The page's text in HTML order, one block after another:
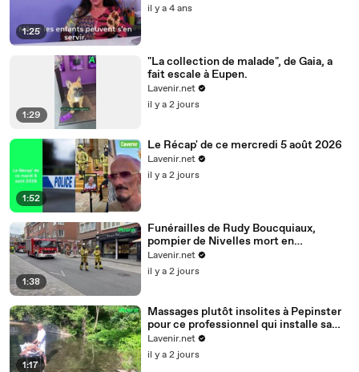
1:25
il y a 4 ans
1:29
"La collection de malade", de Gaia, a
fait escale à Eupen.
Lavenir.net
il y a 2 jours
1:52
Le Récap' de ce mercredi 5 août 2026
Lavenir.net
il y a 2 jours
1:38
Funérailles de Rudy Boucquiaux,
pompier de Nivelles mort en
intervention
Lavenir.net
il y a 2 jours
1:17
Massages plutôt insolites à Pepinster
pour ce professionnel qui installe sa
table sur la Hoëgne : "Du tumulte des
inondations au calme" (Vidéo)
Lavenir.net
il y a 2 jours